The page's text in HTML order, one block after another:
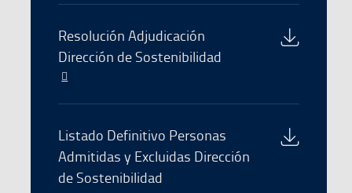
se
abre
en
una
nueva
Download
of
the
file
Resolución Adjudicación
Dirección de Sostenibilidad
se
abre
en
una
nueva
Download
of
the
file
Listado Definitivo Personas
Admitidas y Excluidas Dirección
de Sostenibilidad